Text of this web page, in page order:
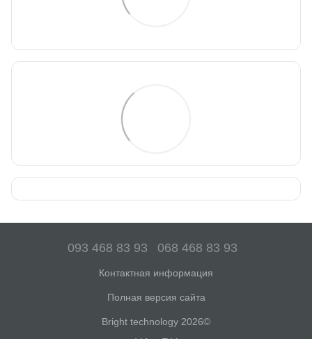
093 468 83 93 068 468 83 93
Контактная информация
Полная версия сайта
Bright technology 2026©